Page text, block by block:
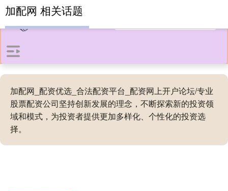
加配网_配资优选_合法配资平台_配资网上开户论坛/专业
股票配资公司坚持创新发展的理念，不断探索新的投资领
域和模式，为投资者提供更加多样化、个性化的投资选
择。
加配网 相关话题